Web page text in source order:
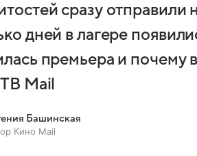
сразу отправили
дней в лагере
премьера и почему
Mail
Башинская
Кино Mail